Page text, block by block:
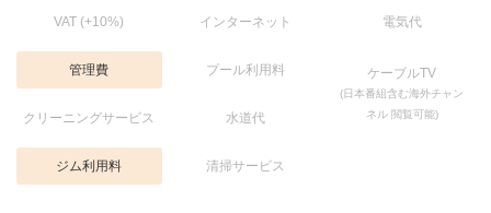
VAT (+10%) インターネット 電気代
管理費 プール利用料
クリーニングサービス 水道代
ケーブルTV
(日本番組含む海外チャン
ネル 閲覧可能)
ジム利用料 清掃サービス